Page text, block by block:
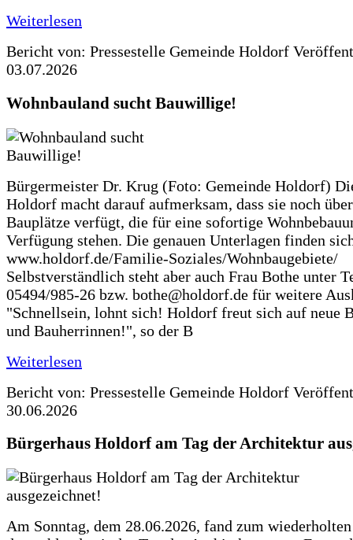
Weiterlesen
Bericht von: Pressestelle Gemeinde Holdorf
03.07.2026
Wohnbauland sucht Bauwillige!
Bürgermeister Dr. Krug (Foto: Gemeinde Holdorf)
Holdorf macht darauf aufmerksam, dass sie noch
Bauplätze verfügt, die für eine sofortige
Verfügung stehen. Die genauen Unterlagen finden
www.holdorf.de/Familie-Soziales/Wohnbaugebiete/
Selbstverständlich steht aber auch Frau Bothe unter
05494/985-26 bzw. bothe@holdorf.de für weitere
"Schnellsein, lohnt sich! Holdorf freut sich auf neue
und Bauherrinnen!", so der B
Weiterlesen
Bericht von: Pressestelle Gemeinde Holdorf
30.06.2026
Bürgerhaus Holdorf am Tag der Architektur
Am Sonntag, dem 28.06.2026, fand zum